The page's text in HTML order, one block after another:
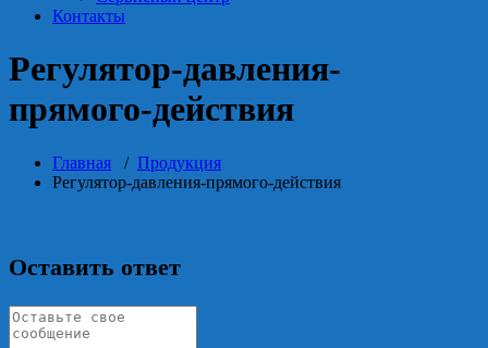
Контакты
Регулятор-давления-
прямого-действия
Главная / Продукция
Регулятор-давления-прямого-действия
Оставить ответ